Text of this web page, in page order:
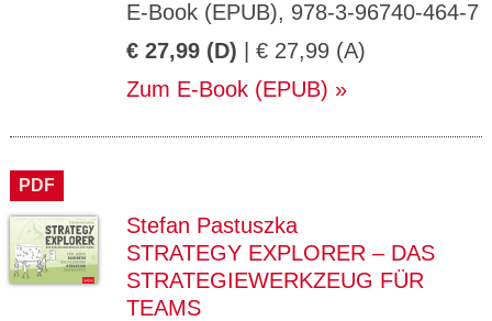
E-Book (EPUB), 978-3-96740-464-7
€ 27,99 (D) | € 27,99 (A)
Zum E-Book (EPUB)
PDF
Stefan Pastuszka
STRATEGY EXPLORER – DAS
STRATEGIEWERKZEUG FÜR
TEAMS